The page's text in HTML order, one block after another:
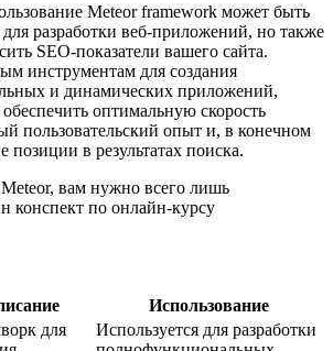
Meteor framework может быть
разработки веб-приложений, но также
SEO-показатели вашего сайта.
инструментам для создания
и динамических приложений,
оптимальную скорость
пользовательский опыт и, в конечном
позиции в результатах поиска.
вам нужно всего лишь
конспект по онлайн-курсу
Использование
для
Используется для разработки